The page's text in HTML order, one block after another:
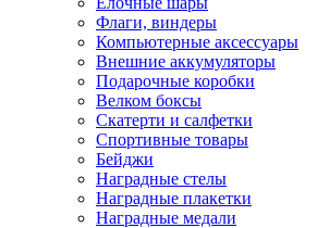
Флаги, виндеры
Компьютерные аксессуары
Внешние аккумуляторы
Подарочные коробки
Велком боксы
Скатерти и салфетки
Спортивные товары
Бейджи
Наградные стелы
Наградные плакетки
Наградные медали